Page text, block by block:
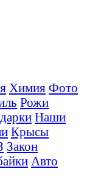
Химия Фото
Рожи
Наши
Крысы
Закон
Авто